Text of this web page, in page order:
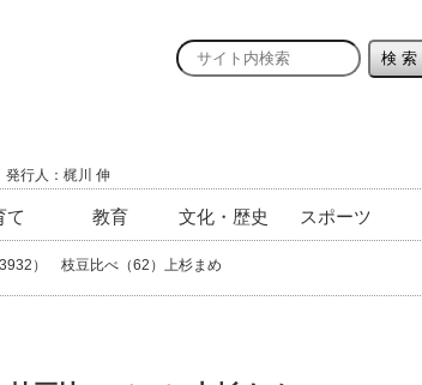
発行人：梶川 伸
て 教育 文化・歴史 スポーツ
） 枝豆比べ（62）上杉まめ